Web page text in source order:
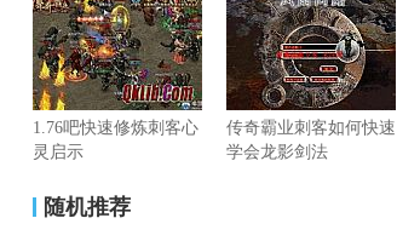
1.76吧快速修炼刺客心
灵启示
传奇霸业刺客如何快速
学会龙影剑法
随机推荐